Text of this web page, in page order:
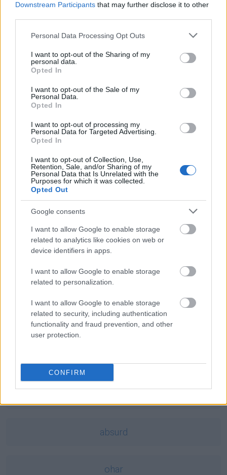
Downstream Participants that may further disclose it to other
Please note that this website/app uses one or more Google
not limited to your visit or usage behaviour. You may click to
grant or deny consent to Google and its third-party tags to
use your data for below specified purposes in below Google
consent section.
Personal Data Processing Opt Outs
I want to opt-out of the Sharing of my
personal data.
Opted In
I want to opt-out of the Sale of my
Personal Data.
Opted In
I want to opt-out of processing my
Personal Data for Targeted Advertising.
Opted In
I want to opt-out of Collection, Use,
Retention, Sale, and/or Sharing of my
Personal Data that Is Unrelated with the
Purposes for which it was collected.
Opted Out
Google consents
I want to allow Google to enable storage
related to analytics like cookies on web or
device identifiers in apps.
I want to allow Google to enable storage
related to personalization.
I want to allow Google to enable storage
related to security, including authentication
functionality and fraud prevention, and other
user protection.
CONFIRM
Pozostały wątpliwości? Brakuje czegoś w haśle?
Zobacz, co zyskują abonenci Dobrego słownika.
SPRAWDŹ
Często sprawdzane
Niezwykłe konwentykle
Dopóki nie aż
Ciekawostki
— Masala definicją indyjskości
skretynieć— A na blogu
— Pochodzenie wyrazu
jednak
absurd
ohar